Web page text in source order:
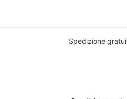
Spedizione